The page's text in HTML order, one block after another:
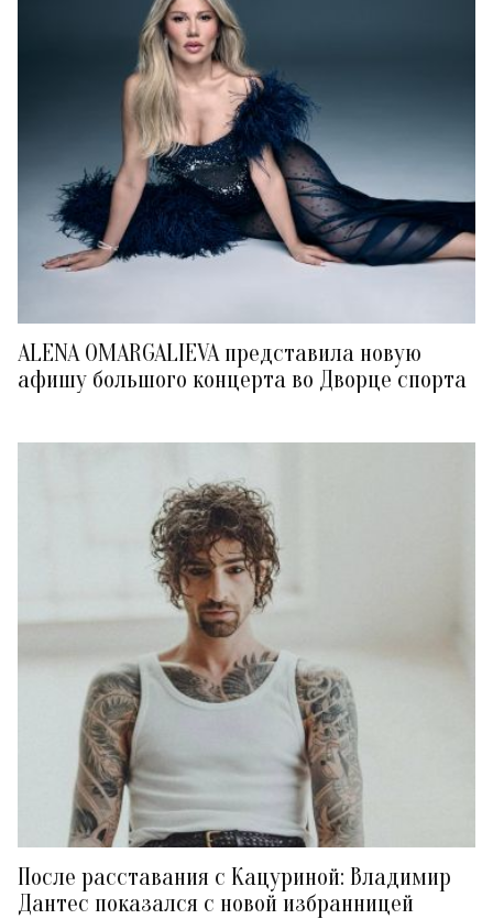
ALENA OMARGALIEVA представила новую
афишу большого концерта во Дворце спорта
После расставания с Кацуриной: Владимир
Дантес показался с новой избранницей